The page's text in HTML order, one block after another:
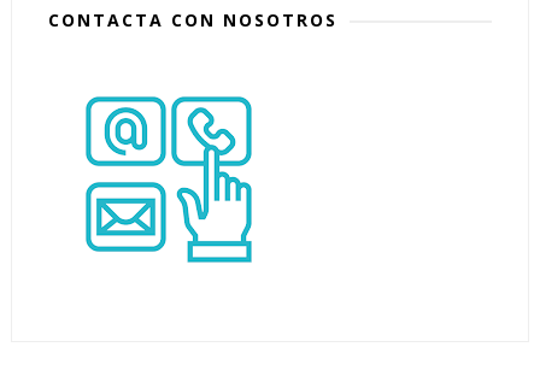
CONTACTA CON NOSOTROS